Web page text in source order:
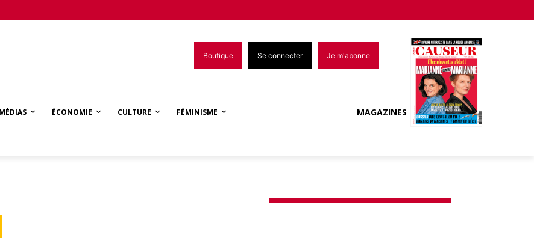
Boutique Se connecter Je m'abonne
MÉDIAS ÉCONOMIE CULTURE FÉMINISME MAGAZINES